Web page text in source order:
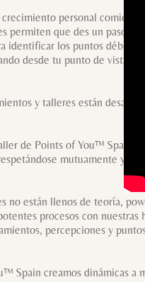
personal
permiten que des un paso
identificar los puntos
desde tu punto de vista?
y talleres están
de Points of You™ Spain
mutuamente y
no están llenos de teoría,
procesos con nuestras
percepciones y
Spain creamos dinámicas a